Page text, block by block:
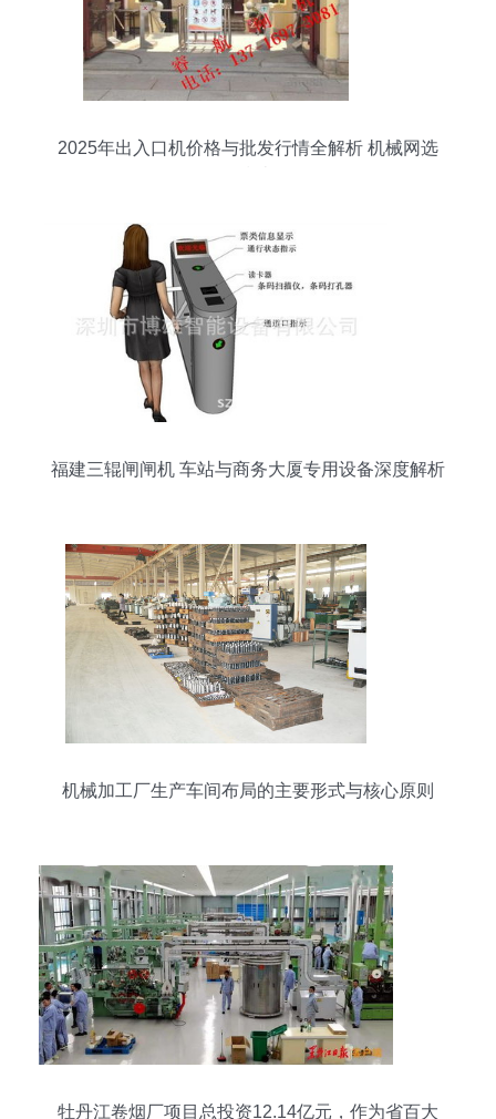
2025年出入口机价格与批发行情全解析 机械网选
福建三辊闸闸机 车站与商务大厦专用设备深度解析
机械加工厂生产车间布局的主要形式与核心原则
牡丹江卷烟厂项目总投资12.14亿元，作为省百大